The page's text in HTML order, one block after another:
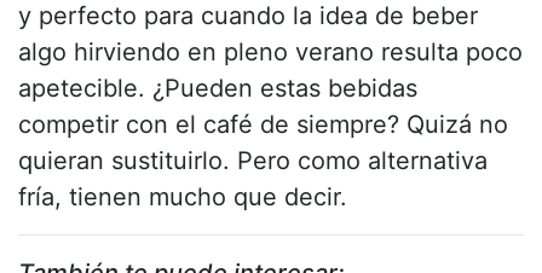
y perfecto para cuando la idea de beber
algo hirviendo en pleno verano resulta poco
apetecible. ¿Pueden estas bebidas
competir con el café de siempre? Quizá no
quieran sustituirlo. Pero como alternativa
fría, tienen mucho que decir.